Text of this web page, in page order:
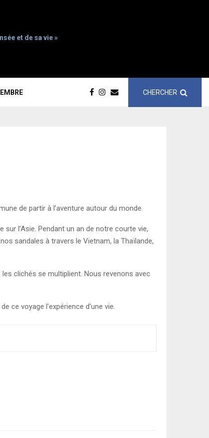
et de sa vie »
CHERCHER
de partir à l’aventure autour du monde.
l’Asie. Pendant un an de notre courte vie,
sandales à travers le Vietnam, la Thaïlande,
clichés se multiplient. Nous revenons avec
voyage l’expérience d’une vie.